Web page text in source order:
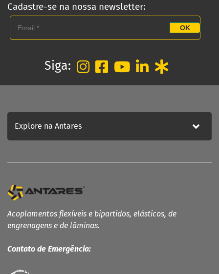
Cadastre-se na nossa newsletter:
OK
Siga:
Acoplamentos flexíveis e bipartidos, elásticos, de
engrenagens e de lâminas.
Contato de Emergência:
Explore na Antares
Distribuidores
Empresa
Fale Conosco
Trabalhe Conosco